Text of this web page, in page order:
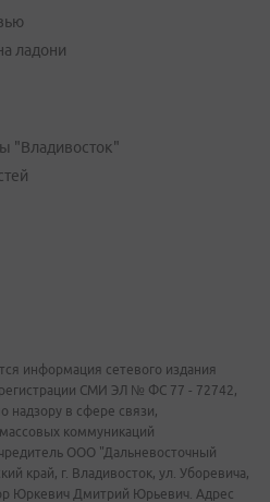
ладони
"Владивосток"
информация сетевого издания
регистрации СМИ ЭЛ № ФС 77 - 72742,
надзору в сфере связи,
коммуникаций
ООО "Дальневосточный
край, г. Владивосток, ул. Уборевича,
Юркевич Дмитрий Юрьевич. Адрес